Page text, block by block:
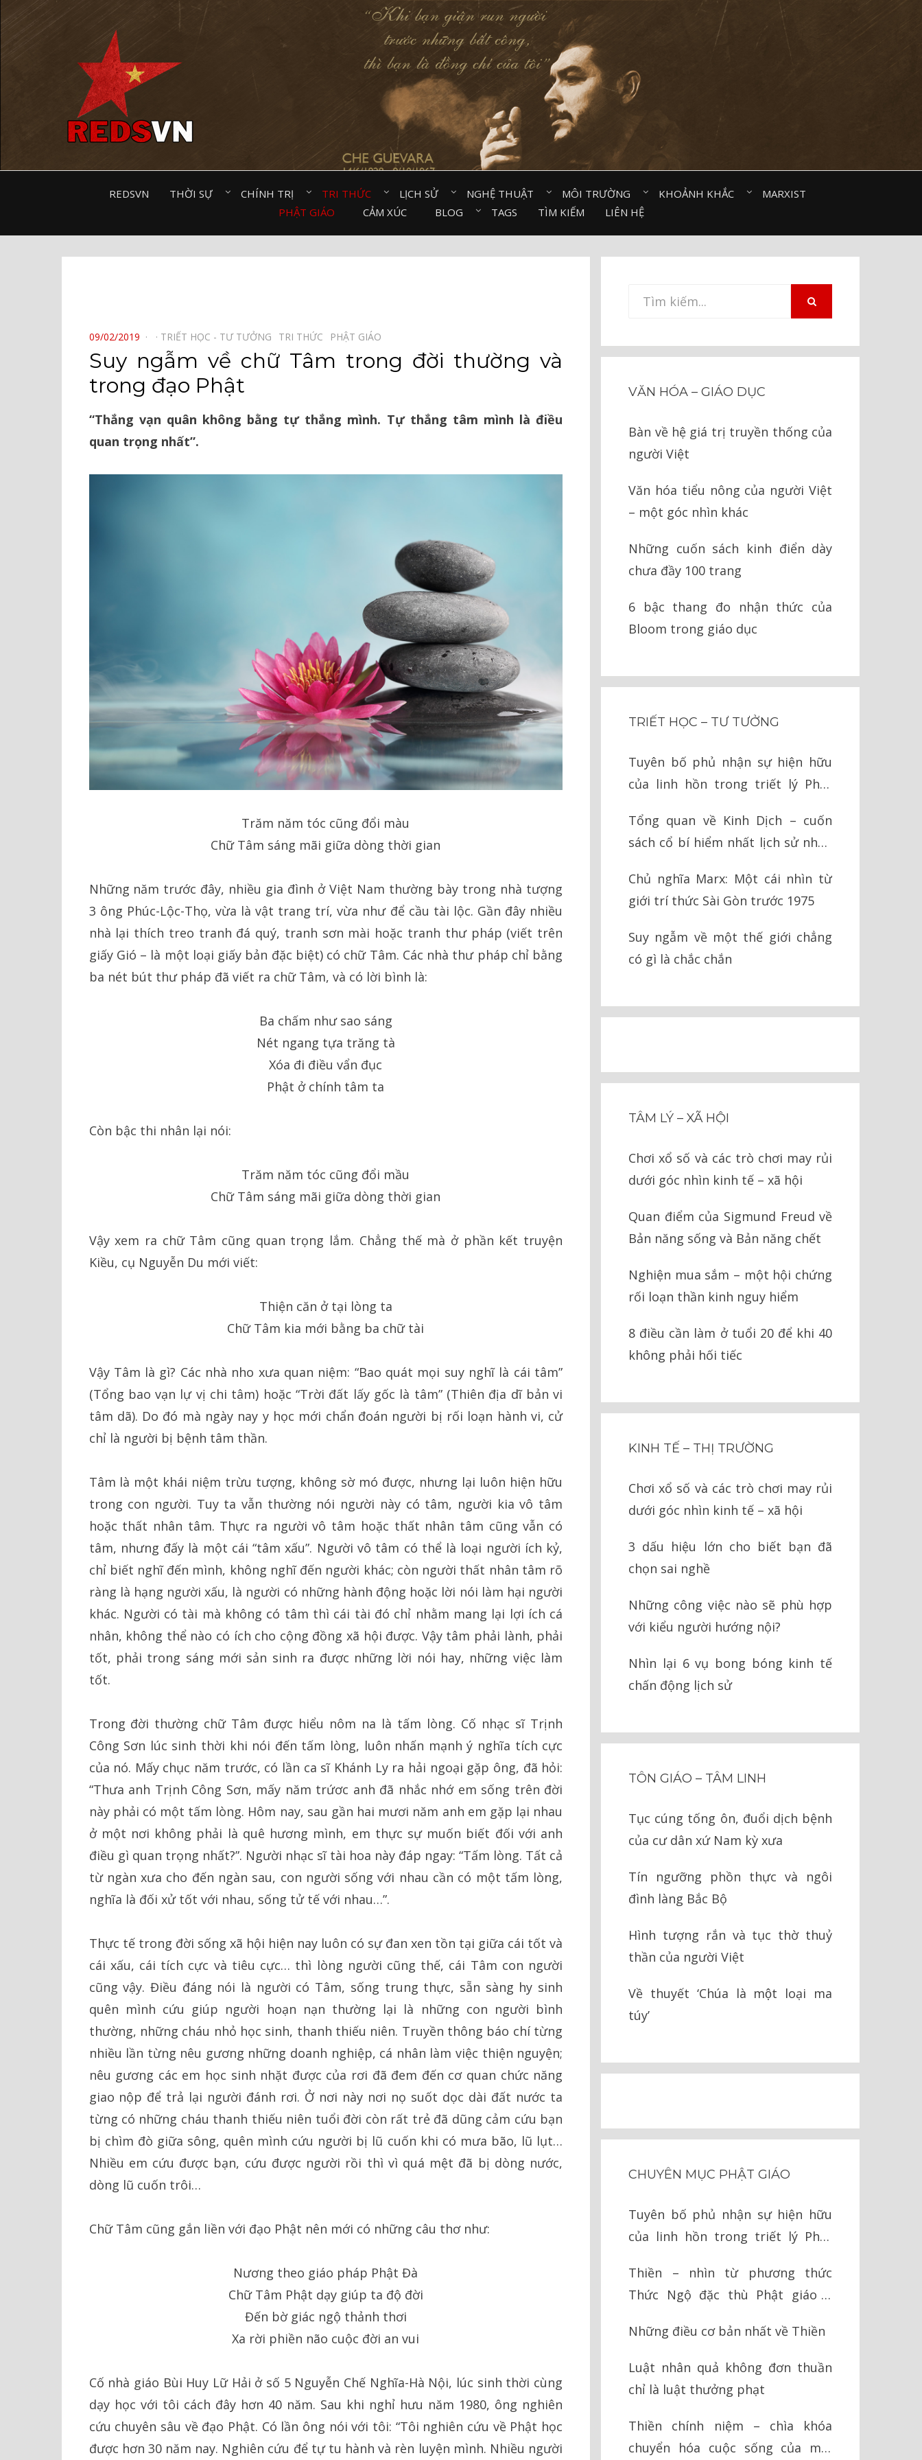
REDSVN THỜI SỰ⠀ CHÍNH TRỊ⠀ TRI THỨC⠀ LỊCH SỬ⠀ NGHỆ THUẬT⠀ MÔI TRƯỜNG⠀ KHOẢNH KHẮC⠀
MARXIST⠀
PHẬT GIÁO⠀
CẢM XÚC⠀ BLOG⠀ TAGS TÌM KIẾM LIÊN HỆ
POSTED
ON
09/02/2019 TRIẾT HỌC - TƯ TƯỞNG⠀ TRI THỨC⠀ PHẬT GIÁO⠀
Suy ngẫm về chữ Tâm trong đời thường và
trong đạo Phật
“Thắng vạn quân không bằng tự thắng mình. Tự thắng tâm mình là điều
quan trọng nhất”.
Trăm năm tóc cũng đổi màu
Chữ Tâm sáng mãi giữa dòng thời gian
Những năm trước đây, nhiều gia đình ở Việt Nam thường bày trong nhà tượng
3 ông Phúc-Lộc-Thọ, vừa là vật trang trí, vừa như để cầu tài lộc. Gần đây nhiều
nhà lại thích treo tranh đá quý, tranh sơn mài hoặc tranh thư pháp (viết trên
giấy Gió – là một loại giấy bản đặc biệt) có chữ Tâm. Các nhà thư pháp chỉ bằng
ba nét bút thư pháp đã viết ra chữ Tâm, và có lời bình là:
Ba chấm như sao sáng
Nét ngang tựa trăng tà
Xóa đi điều vẩn đục
Phật ở chính tâm ta
Còn bậc thi nhân lại nói:
Trăm năm tóc cũng đổi mầu
Chữ Tâm sáng mãi giữa dòng thời gian
Vậy xem ra chữ Tâm cũng quan trọng lắm. Chẳng thế mà ở phần kết truyện
Kiều, cụ Nguyễn Du mới viết:
Thiện căn ở tại lòng ta
Chữ Tâm kia mới bằng ba chữ tài
Vậy Tâm là gì? Các nhà nho xưa quan niệm: “Bao quát mọi suy nghĩ là cái tâm”
(Tổng bao vạn lự vị chi tâm) hoặc “Trời đất lấy gốc là tâm” (Thiên địa dĩ bản vi
tâm dã). Do đó mà ngày nay y học mới chẩn đoán người bị rối loạn hành vi, cử
chỉ là người bị bệnh tâm thần.
Tâm là một khái niệm trừu tượng, không sờ mó được, nhưng lại luôn hiện hữu
trong con người. Tuy ta vẫn thường nói người này có tâm, người kia vô tâm
hoặc thất nhân tâm. Thực ra người vô tâm hoặc thất nhân tâm cũng vẫn có
tâm, nhưng đấy là một cái “tâm xấu”. Người vô tâm có thể là loại người ích kỷ,
chỉ biết nghĩ đến mình, không nghĩ đến người khác; còn người thất nhân tâm rõ
ràng là hạng người xấu, là người có những hành động hoặc lời nói làm hại người
khác. Người có tài mà không có tâm thì cái tài đó chỉ nhằm mang lại lợi ích cá
nhân, không thể nào có ích cho cộng đồng xã hội được. Vậy tâm phải lành, phải
tốt, phải trong sáng mới sản sinh ra được những lời nói hay, những việc làm
tốt.
Trong đời thường chữ Tâm được hiểu nôm na là tấm lòng. Cố nhạc sĩ Trịnh
Công Sơn lúc sinh thời khi nói đến tấm lòng, luôn nhấn mạnh ý nghĩa tích cực
của nó. Mấy chục năm trước, có lần ca sĩ Khánh Ly ra hải ngoại gặp ông, đã hỏi:
“Thưa anh Trịnh Công Sơn, mấy năm trứơc anh đã nhắc nhớ em sống trên đời
này phải có một tấm lòng. Hôm nay, sau gần hai mươi năm anh em gặp lại nhau
ở một nơi không phải là quê hương mình, em thực sự muốn biết đối với anh
điều gì quan trọng nhất?”. Người nhạc sĩ tài hoa này đáp ngay: “Tấm lòng. Tất cả
từ ngàn xưa cho đến ngàn sau, con người sống với nhau cần có một tấm lòng,
nghĩa là đối xử tốt với nhau, sống tử tế với nhau…”.
Thực tế trong đời sống xã hội hiện nay luôn có sự đan xen tồn tại giữa cái tốt và
cái xấu, cái tích cực và tiêu cực… thì lòng người cũng thế, cái Tâm con người
cũng vậy. Điều đáng nói là người có Tâm, sống trung thực, sẵn sàng hy sinh
quên mình cứu giúp người hoạn nạn thường lại là những con người bình
thường, những cháu nhỏ học sinh, thanh thiếu niên. Truyền thông báo chí từng
nhiều lần từng nêu gương những doanh nghiệp, cá nhân làm việc thiện nguyện;
nêu gương các em học sinh nhặt được của rơi đã đem đến cơ quan chức năng
giao nộp để trả lại người đánh rơi. Ở nơi này nơi nọ suốt dọc dài đất nước ta
từng có những cháu thanh thiếu niên tuổi đời còn rất trẻ đã dũng cảm cứu bạn
bị chìm đò giữa sông, quên mình cứu người bị lũ cuốn khi có mưa bão, lũ lụt…
Nhiều em cứu được bạn, cứu được người rồi thì vì quá mệt đã bị dòng nước,
dòng lũ cuốn trôi…
Chữ Tâm cũng gắn liền với đạo Phật nên mới có những câu thơ như:
Nương theo giáo pháp Phật Đà
Chữ Tâm Phật dạy giúp ta độ đời
Đến bờ giác ngộ thảnh thơi
Xa rời phiền não cuộc đời an vui
Cố nhà giáo Bùi Huy Lữ Hải ở số 5 Nguyễn Chế Nghĩa-Hà Nội, lúc sinh thời cùng
dạy học với tôi cách đây hơn 40 năm. Sau khi nghỉ hưu năm 1980, ông nghiên
cứu chuyên sâu về đạo Phật. Có lần ông nói với tôi: “Tôi nghiên cứu về Phật học
được hơn 30 năm nay. Nghiên cứu để tự tu hành và rèn luyện mình. Nhiều người
Tìm
VĂN HÓA – GIÁO DỤC
Bàn về hệ giá trị truyền thống của
người Việt
Văn hóa tiểu nông của người Việt
– một góc nhìn khác
Những cuốn sách kinh điển dày
chưa đầy 100 trang
6 bậc thang đo nhận thức của
Bloom trong giáo dục
TRIẾT HỌC – TƯ TƯỞNG
Tuyên bố phủ nhận sự hiện hữu
của linh hồn trong triết lý Phật
Tổng quan về Kinh Dịch – cuốn
sách cổ bí hiểm nhất lịch sử nhân
Chủ nghĩa Marx: Một cái nhìn từ
giới trí thức Sài Gòn trước 1975
Suy ngẫm về một thế giới chẳng
có gì là chắc chắn
TÂM LÝ – XÃ HỘI
Chơi xổ số và các trò chơi may rủi
dưới góc nhìn kinh tế – xã hội
Quan điểm của Sigmund Freud về
Bản năng sống và Bản năng chết
Nghiện mua sắm – một hội chứng
rối loạn thần kinh nguy hiểm
8 điều cần làm ở tuổi 20 để khi 40
không phải hối tiếc
KINH TẾ – THỊ TRƯỜNG
Chơi xổ số và các trò chơi may rủi
dưới góc nhìn kinh tế – xã hội
3 dấu hiệu lớn cho biết bạn đã
chọn sai nghề
Những công việc nào sẽ phù hợp
với kiểu người hướng nội?
Nhìn lại 6 vụ bong bóng kinh tế
chấn động lịch sử
TÔN GIÁO – TÂM LINH
Tục cúng tống ôn, đuổi dịch bệnh
của cư dân xứ Nam kỳ xưa
Tín ngưỡng phồn thực và ngôi
đình làng Bắc Bộ
Hình tượng rắn và tục thờ thuỷ
thần của người Việt
Về thuyết ‘Chúa là một loại ma
túy’
CHUYÊN MỤC PHẬT GIÁO
Tuyên bố phủ nhận sự hiện hữu
của linh hồn trong triết lý Phật
Thiền – nhìn từ phương thức
Thức Ngộ đặc thù Phật giáo Á
Những điều cơ bản nhất về Thiền
Luật nhân quả không đơn thuần
chỉ là luật thưởng phạt
Thiền chính niệm – chìa khóa
chuyển hóa cuộc sống của mỗi